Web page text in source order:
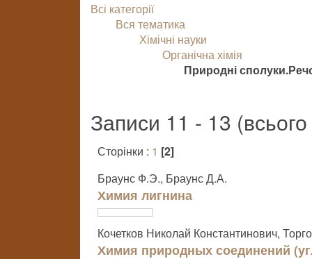
Всі категорії
Вся тематика
Хімічні науки
Органічна хімія
Природні
Записи 11 - 13
Сторінки : 1 [2]
Браунс Ф.Э., Браунс Д.А.
Химия лигнина
Кочетков Николай Константинович,
Химия природных соединений